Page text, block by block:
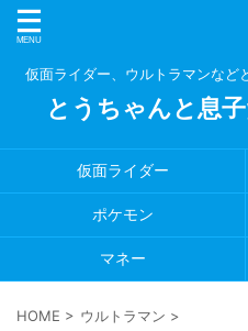
仮面ライダー、ウルトラマンなど
とうちゃんと息
仮面ライダー
ポケモン
マネー
HOME > ウルトラマン >